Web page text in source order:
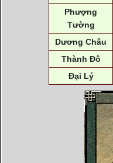
Phượng
Tường
Dương Châu
Thành Đô
Đại Lý